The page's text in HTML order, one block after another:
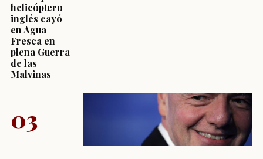
helicóptero
inglés cayó
en Agua
Fresca en
plena Guerra
de las
Malvinas
03